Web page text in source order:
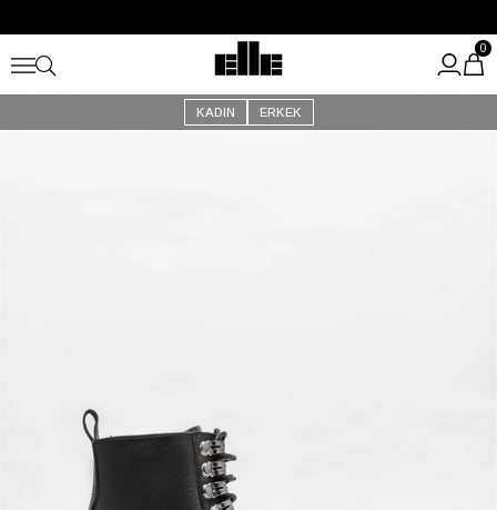
Kargo Ücretsiz!
KADIN ERKEK
0